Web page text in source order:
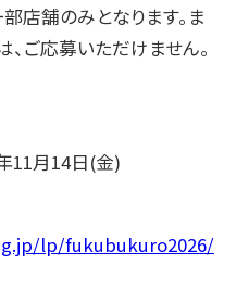
店舗のみとなります。ま
ご応募いただけません。
11月14日(金)
lp/fukubukuro2026/